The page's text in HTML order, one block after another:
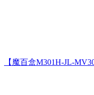
【魔百盒M301H-JL-